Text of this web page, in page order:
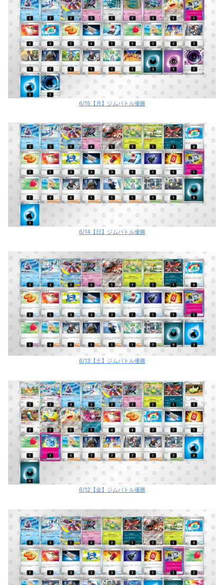
6/15【月】ジムバトル優勝
6/14【日】ジムバトル優勝
6/13【土】ジムバトル優勝
6/12【金】ジムバトル優勝